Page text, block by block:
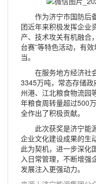
作为济宁市国防后
团近年来积极发挥企业
产、技术攻关有机融合
台赛”等特色活动，有
当。
在服务地方经济社
3345万吨，常态存储
州港、江北粮食物流园
年粮食周转量超过500
全作出了积极贡献。
此次获奖是济宁能
企业文化建设成果的生
此为契机，进一步深化
入日常管理，不断增强
发展注入更强动力。